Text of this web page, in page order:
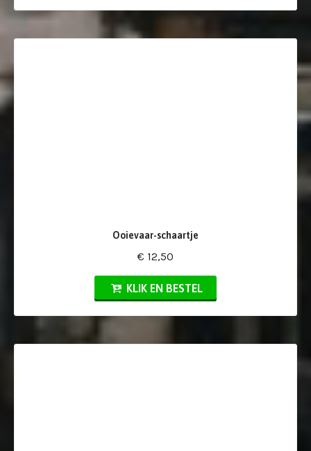
Ooievaar-schaartje
€ 12,50
KLIK EN BESTEL